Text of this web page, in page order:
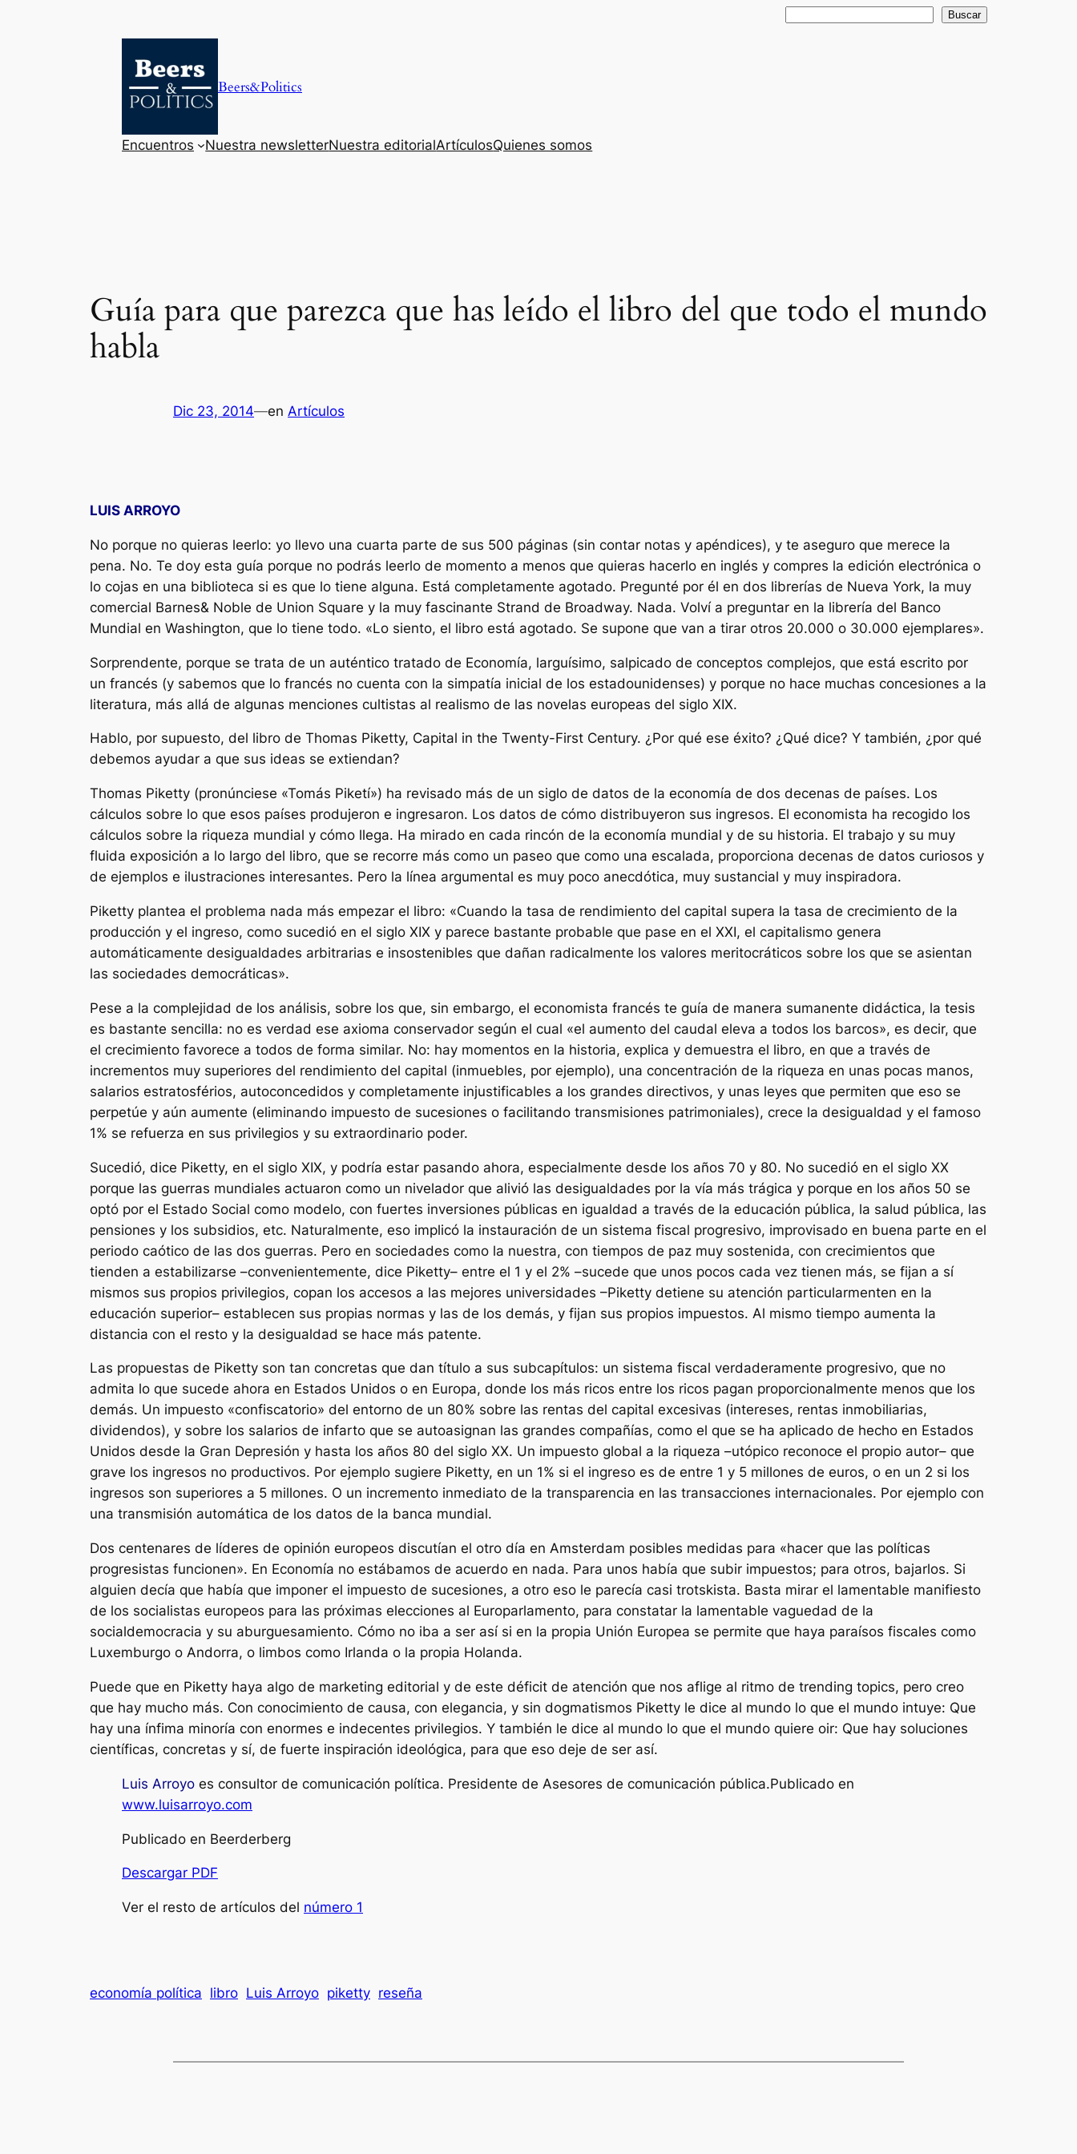
Buscar
Beers&Politics
Encuentros Nuestra newsletterNuestra editorialArtículosQuienes somos
Guía para que parezca que has leído el libro del que todo el mundo
habla
Dic 23, 2014—en Artículos
LUIS ARROYO
No porque no quieras leerlo: yo llevo una cuarta parte de sus 500 páginas (sin contar notas y apéndices), y te aseguro que merece la
pena. No. Te doy esta guía porque no podrás leerlo de momento a menos que quieras hacerlo en inglés y compres la edición electrónica o
lo cojas en una biblioteca si es que lo tiene alguna. Está completamente agotado. Pregunté por él en dos librerías de Nueva York, la muy
comercial Barnes& Noble de Union Square y la muy fascinante Strand de Broadway. Nada. Volví a preguntar en la librería del Banco
Mundial en Washington, que lo tiene todo. «Lo siento, el libro está agotado. Se supone que van a tirar otros 20.000 o 30.000 ejemplares».
Sorprendente, porque se trata de un auténtico tratado de Economía, larguísimo, salpicado de conceptos complejos, que está escrito por
un francés (y sabemos que lo francés no cuenta con la simpatía inicial de los estadounidenses) y porque no hace muchas concesiones a la
literatura, más allá de algunas menciones cultistas al realismo de las novelas europeas del siglo XIX.
Hablo, por supuesto, del libro de Thomas Piketty, Capital in the Twenty-First Century. ¿Por qué ese éxito? ¿Qué dice? Y también, ¿por qué
debemos ayudar a que sus ideas se extiendan?
Thomas Piketty (pronúnciese «Tomás Piketí») ha revisado más de un siglo de datos de la economía de dos decenas de países. Los
cálculos sobre lo que esos países produjeron e ingresaron. Los datos de cómo distribuyeron sus ingresos. El economista ha recogido los
cálculos sobre la riqueza mundial y cómo llega. Ha mirado en cada rincón de la economía mundial y de su historia. El trabajo y su muy
fluida exposición a lo largo del libro, que se recorre más como un paseo que como una escalada, proporciona decenas de datos curiosos y
de ejemplos e ilustraciones interesantes. Pero la línea argumental es muy poco anecdótica, muy sustancial y muy inspiradora.
Piketty plantea el problema nada más empezar el libro: «Cuando la tasa de rendimiento del capital supera la tasa de crecimiento de la
producción y el ingreso, como sucedió en el siglo XIX y parece bastante probable que pase en el XXI, el capitalismo genera
automáticamente desigualdades arbitrarias e insostenibles que dañan radicalmente los valores meritocráticos sobre los que se asientan
las sociedades democráticas».
Pese a la complejidad de los análisis, sobre los que, sin embargo, el economista francés te guía de manera sumanente didáctica, la tesis
es bastante sencilla: no es verdad ese axioma conservador según el cual «el aumento del caudal eleva a todos los barcos», es decir, que
el crecimiento favorece a todos de forma similar. No: hay momentos en la historia, explica y demuestra el libro, en que a través de
incrementos muy superiores del rendimiento del capital (inmuebles, por ejemplo), una concentración de la riqueza en unas pocas manos,
salarios estratosférios, autoconcedidos y completamente injustificables a los grandes directivos, y unas leyes que permiten que eso se
perpetúe y aún aumente (eliminando impuesto de sucesiones o facilitando transmisiones patrimoniales), crece la desigualdad y el famoso
1% se refuerza en sus privilegios y su extraordinario poder.
Sucedió, dice Piketty, en el siglo XIX, y podría estar pasando ahora, especialmente desde los años 70 y 80. No sucedió en el siglo XX
porque las guerras mundiales actuaron como un nivelador que alivió las desigualdades por la vía más trágica y porque en los años 50 se
optó por el Estado Social como modelo, con fuertes inversiones públicas en igualdad a través de la educación pública, la salud pública, las
pensiones y los subsidios, etc. Naturalmente, eso implicó la instauración de un sistema fiscal progresivo, improvisado en buena parte en el
periodo caótico de las dos guerras. Pero en sociedades como la nuestra, con tiempos de paz muy sostenida, con crecimientos que
tienden a estabilizarse –convenientemente, dice Piketty– entre el 1 y el 2% –sucede que unos pocos cada vez tienen más, se fijan a sí
mismos sus propios privilegios, copan los accesos a las mejores universidades –Piketty detiene su atención particularmenten en la
educación superior– establecen sus propias normas y las de los demás, y fijan sus propios impuestos. Al mismo tiempo aumenta la
distancia con el resto y la desigualdad se hace más patente.
Las propuestas de Piketty son tan concretas que dan título a sus subcapítulos: un sistema fiscal verdaderamente progresivo, que no
admita lo que sucede ahora en Estados Unidos o en Europa, donde los más ricos entre los ricos pagan proporcionalmente menos que los
demás. Un impuesto «confiscatorio» del entorno de un 80% sobre las rentas del capital excesivas (intereses, rentas inmobiliarias,
dividendos), y sobre los salarios de infarto que se autoasignan las grandes compañías, como el que se ha aplicado de hecho en Estados
Unidos desde la Gran Depresión y hasta los años 80 del siglo XX. Un impuesto global a la riqueza –utópico reconoce el propio autor– que
grave los ingresos no productivos. Por ejemplo sugiere Piketty, en un 1% si el ingreso es de entre 1 y 5 millones de euros, o en un 2 si los
ingresos son superiores a 5 millones. O un incremento inmediato de la transparencia en las transacciones internacionales. Por ejemplo con
una transmisión automática de los datos de la banca mundial.
Dos centenares de líderes de opinión europeos discutían el otro día en Amsterdam posibles medidas para «hacer que las políticas
progresistas funcionen». En Economía no estábamos de acuerdo en nada. Para unos había que subir impuestos; para otros, bajarlos. Si
alguien decía que había que imponer el impuesto de sucesiones, a otro eso le parecía casi trotskista. Basta mirar el lamentable manifiesto
de los socialistas europeos para las próximas elecciones al Europarlamento, para constatar la lamentable vaguedad de la
socialdemocracia y su aburguesamiento. Cómo no iba a ser así si en la propia Unión Europea se permite que haya paraísos fiscales como
Luxemburgo o Andorra, o limbos como Irlanda o la propia Holanda.
Puede que en Piketty haya algo de marketing editorial y de este déficit de atención que nos aflige al ritmo de trending topics, pero creo
que hay mucho más. Con conocimiento de causa, con elegancia, y sin dogmatismos Piketty le dice al mundo lo que el mundo intuye: Que
hay una ínfima minoría con enormes e indecentes privilegios. Y también le dice al mundo lo que el mundo quiere oir: Que hay soluciones
científicas, concretas y sí, de fuerte inspiración ideológica, para que eso deje de ser así.
Luis Arroyo es consultor de comunicación política. Presidente de Asesores de comunicación pública.Publicado en
www.luisarroyo.com
Publicado en Beerderberg
Descargar PDF
Ver el resto de artículos del número 1
economía política libro Luis Arroyo piketty reseña